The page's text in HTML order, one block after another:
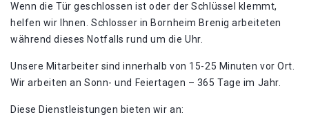
Wenn die Tür geschlossen ist oder der Schlüssel klemmt,
helfen wir Ihnen. Schlosser in Bornheim Brenig arbeiteten
während dieses Notfalls rund um die Uhr.
Unsere Mitarbeiter sind innerhalb von 15-25 Minuten vor Ort.
Wir arbeiten an Sonn- und Feiertagen – 365 Tage im Jahr.
Diese Dienstleistungen bieten wir an: